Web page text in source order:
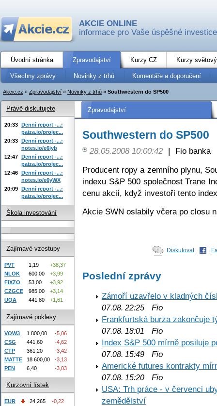
AKCIE ONLINE
informace pro Vaše úspěšné investice
Úvodní stránka Zpravodajství Kurzy CZ Kurzy
Všechny zprávy Novinky z trhů Komentáře a doporučení
Akcie.cz » Zpravodajství » Novinky z trhů » Southwestern do SP500
Zpravodajství
Southwestern do SP500
28.05.2008 10:00:42 |
Fio banka
Producent ropy a zemního plynu,
indexu S&P 500 společnost Trane
cenu akcií, když investoři tento
Akcie SWN oslabily včera po closu
Diskutovat
Poslední zprávy
Zámoří uzavřelo v kladných
07.08. 22:25 Fio
Frankfurtská burza zakončuje
07.08. 18:01
Fio
Index S&P 500 mírně posiluje
07.08. 15:49 Fio
Americké futures kontrakty
07.08. 15:20 Fio
USA: Trh práce - v červenci
zemědělství
Právě diskutujete
20:33 Denní report -...:
paiza.io/projec...
20:33 Denní report -...:
notes.io/e6iyb
12:47 Denní report -...:
paiza.io/projec...
12:46 Denní report -...:
notes.io/e6yWX
20:09 Denní report -...:
paiza.io/projec...
Škola investování
Zajímavé vzestupy
PVT 1,19
+38,37
NLOK
600,00
+3,99
FIXZO
53,00
+3,92
CZGCE
985,00
+3,14
UQA
441,80 +1,61
Zajímavé poklesy
VOW3 1 800,00
-5,06
CSG
441,60
-4,62
CTP
361,20
-3,42
MATTE
18 600,00
-3,13
PEN
6,40 -3,03
Kurzovní lístek
EUR 24,265
-0,22